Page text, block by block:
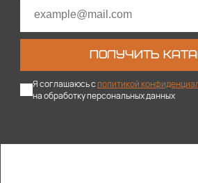
ПОЛУЧИТЬ
Я соглашаюсь сполитикой
на обработку персональных данных